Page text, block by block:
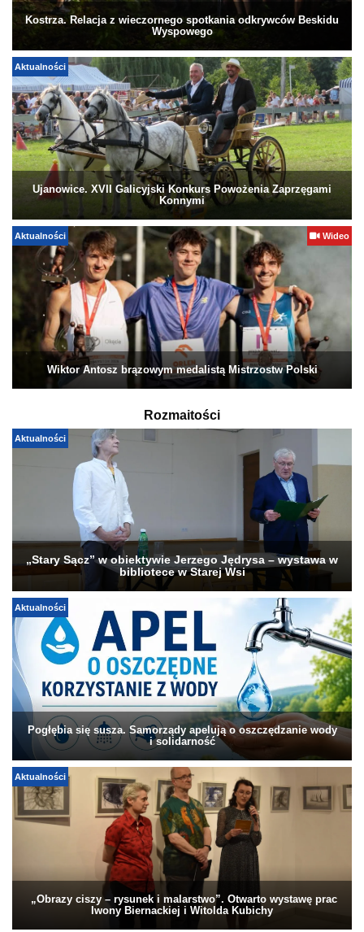
Kostrza. Relacja z wieczornego spotkania odkrywców Beskidu
Wyspowego
Aktualności
Ujanowice. XVII Galicyjski Konkurs Powożenia Zaprzęgami
Konnymi
Aktualności Wideo
Wiktor Antosz brązowym medalistą Mistrzostw Polski
Rozmaitości
Aktualności
„Stary Sącz” w obiektywie Jerzego Jędrysa – wystawa w
bibliotece w Starej Wsi
Aktualności
Pogłębia się susza. Samorządy apelują o oszczędzanie wody
i solidarność
Aktualności
„Obrazy ciszy – rysunek i malarstwo”. Otwarto wystawę prac
Iwony Biernackiej i Witolda Kubichy